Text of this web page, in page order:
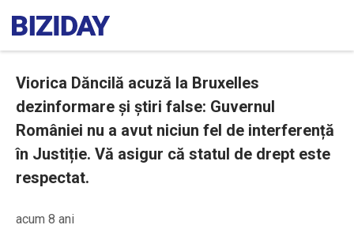
Viorica Dăncilă acuză la Bruxelles
dezinformare și știri false: Guvernul
României nu a avut niciun fel de interferență
în Justiție. Vă asigur că statul de drept este
respectat.
acum 8 ani